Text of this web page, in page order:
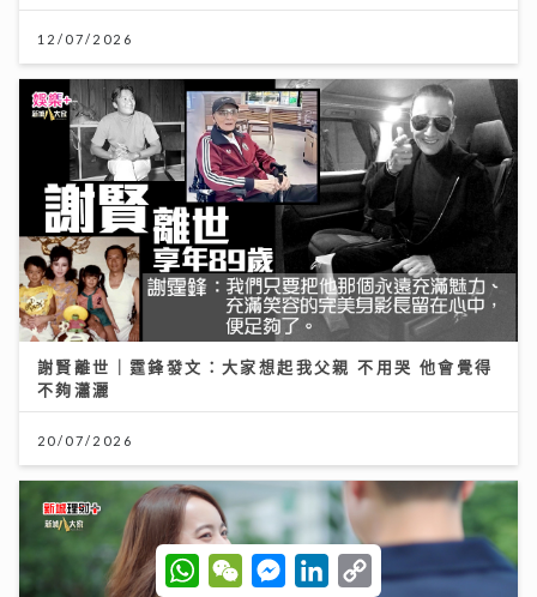
12/07/2026
謝賢離世｜霆鋒發文：大家想起我父親 不用哭 他會覺得
不夠瀟灑
20/07/2026
W
h
W
e
M
e
L
o